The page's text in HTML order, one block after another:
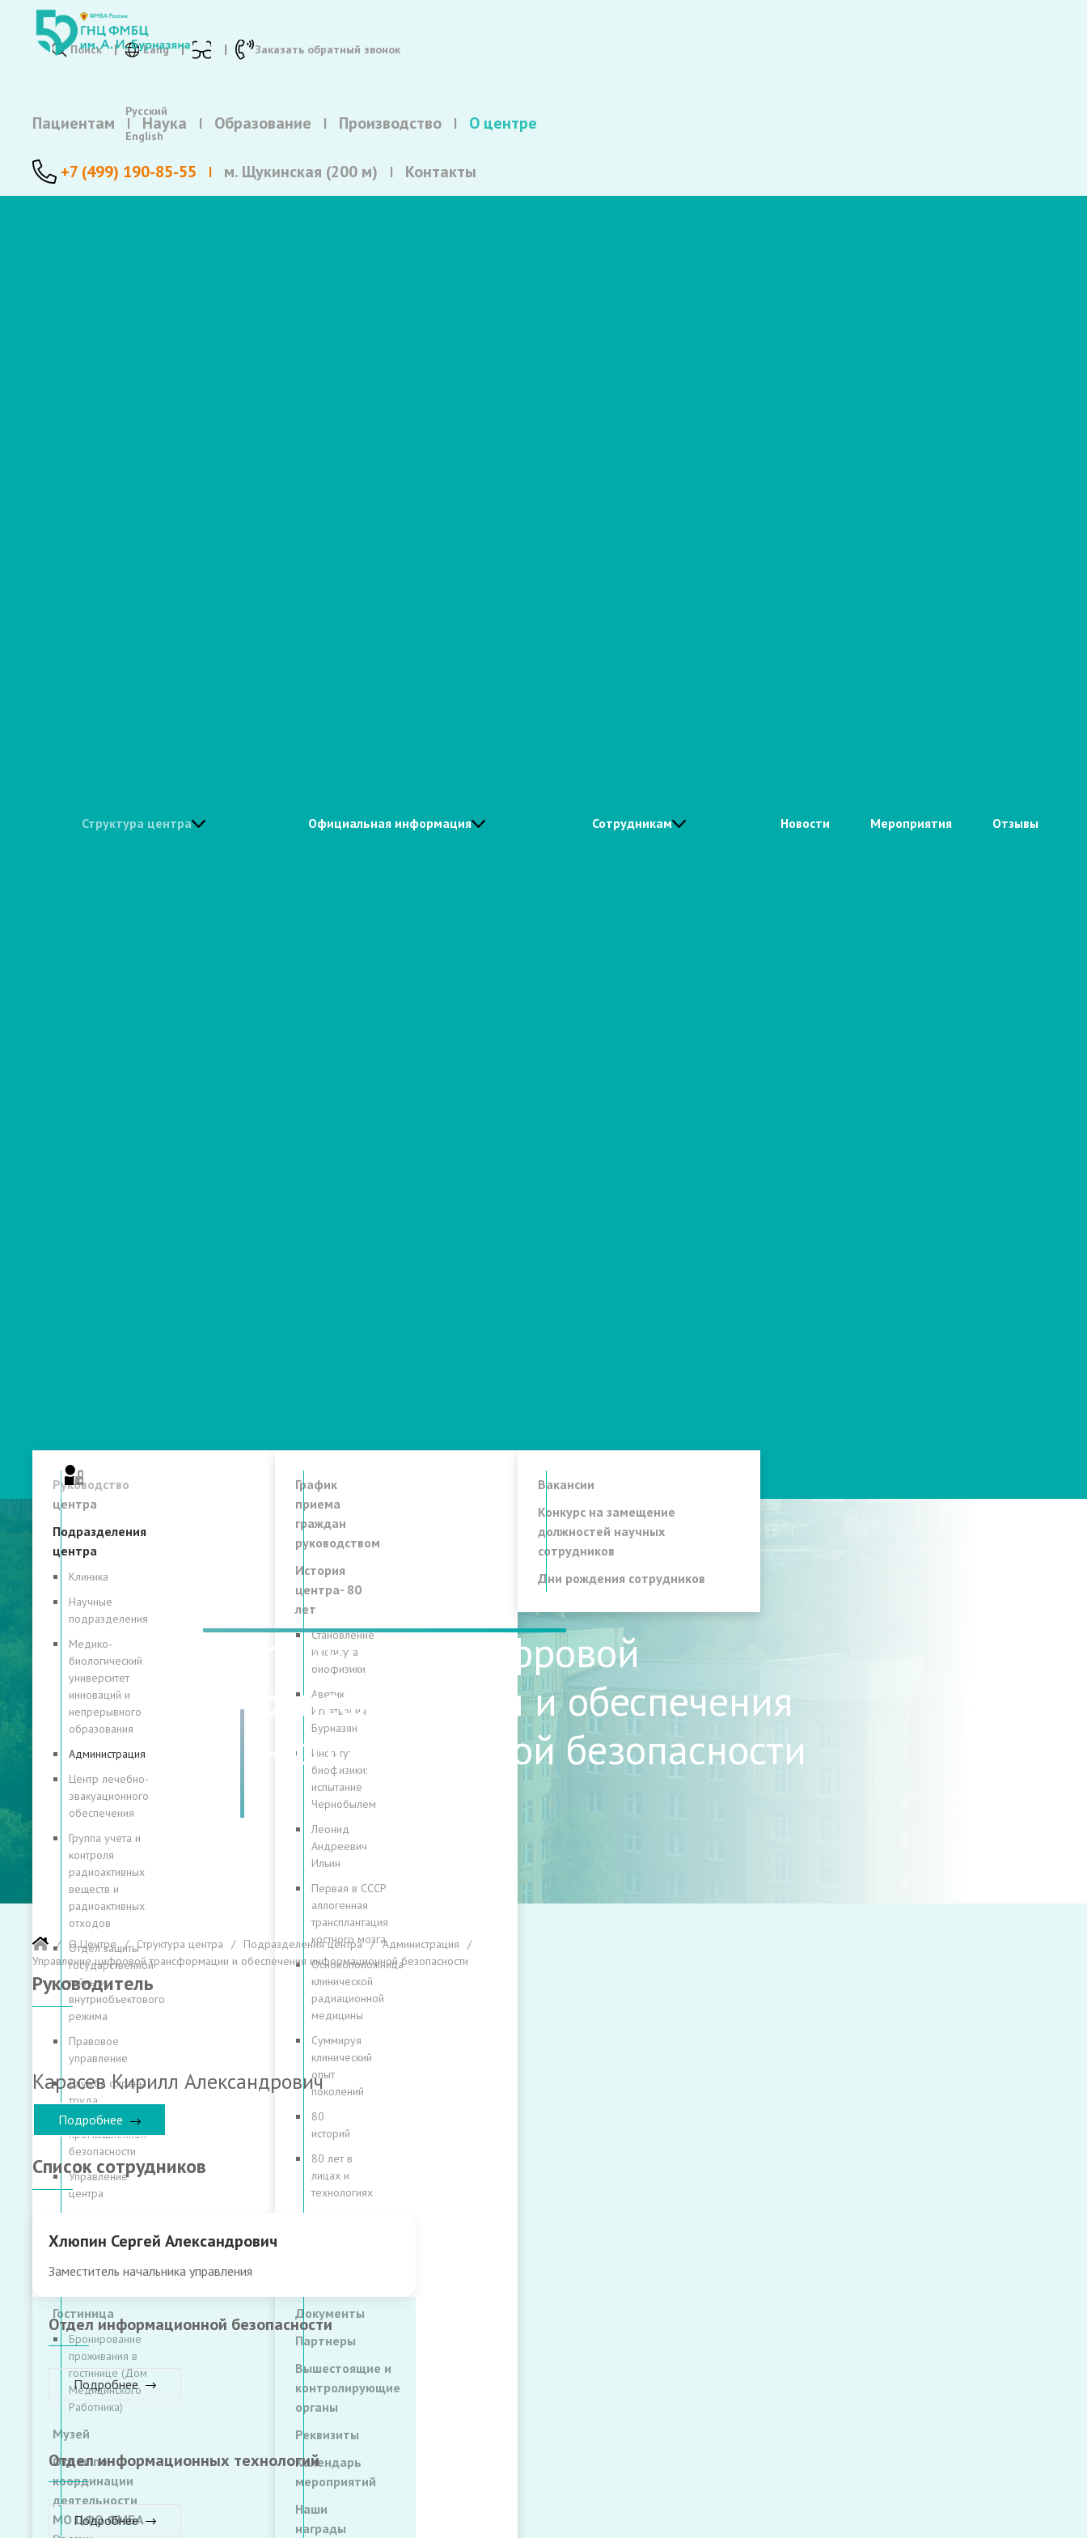
Поиск Lang
Русский
English
Заказать обратный звонок
Пациентам Наука Образование Производство О центре
+7 (499) 190-85-55 м. Щукинская (200 м) Контакты
Структура центра
Руководство
центра
Подразделения
центра
Клиника
Научные
подразделения
Медико-
биологический
университет
инноваций и
непрерывного
образования
Администрация
Центр лечебно-
эвакуационного
обеспечения
Группа учета и
контроля
радиоактивных
веществ и
радиоактивных
отходов
Отдел защиты
государственной
тайны и
внутриобъектового
режима
Правовое
управление
Служба охраны
труда,
радиационной и
промышленной
безопасности
Управление
центра
ФГБУ ГНЦ ФМБЦ
Бурназяна
Гостиница
Бронирование
проживания в
гостинице (Дом
Медицинского
Работника)
Музей
Отдел по
координации
деятельности
МО ЦФО ФМБА
Официальная информация
График
приема
граждан
руководством
История
центра- 80
лет
Становление
Института
биофизики
Аветик
Игнатьевич
Бурназян
Институт
биофизики:
испытание
Чернобылем
Леонид
Андреевич
Ильин
Первая в СССР
аллогенная
трансплантация
костного мозга
Основоположница
клинической
радиационной
медицины
Суммируя
клинический
опыт
поколений
80
историй
80 лет в
лицах и
технологиях
Документы
Партнеры
Вышестоящие и
контролирующие
органы
Реквизиты
Календарь
мероприятий
Наши
награды
Сотрудникам
Вакансии
Конкурс на замещение
должностей научных
сотрудников
Дни рождения сотрудников
Новости Мероприятия Отзывы
Управление цифровой
трансформации и обеспечения
информационной безопасности
О Центре Структура центра Подразделения центра
Администрация
Управление цифровой трансформации и обеспечения информационной безопасности
Руководитель
Карасев Кирилл Александрович
Подробнее
Список сотрудников
Хлюпин Сергей Александрович
Заместитель начальника управления
Отдел информационной безопасности
Подробнее
Отдел информационных технологий
Подробнее